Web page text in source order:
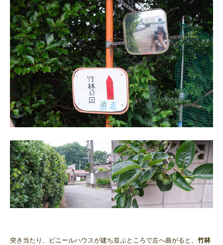
突き当たり、ビニールハウスが建ち並ぶところで左へ曲がると、 竹林